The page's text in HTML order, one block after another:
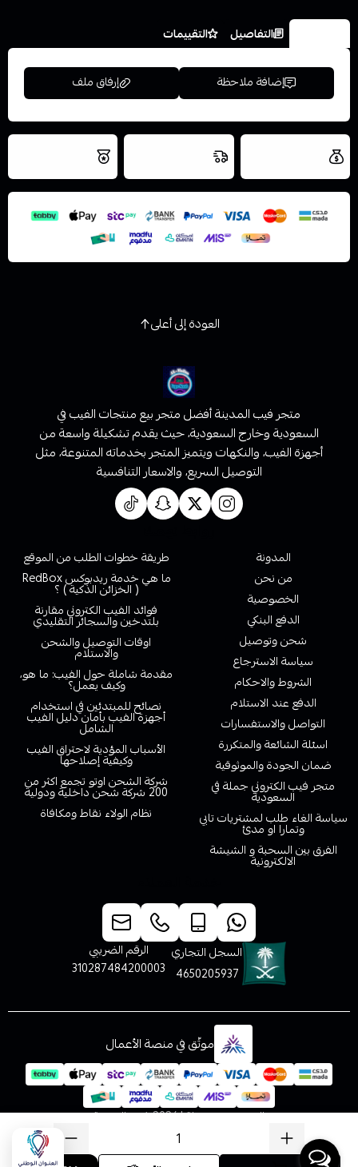
التفاصيل التقييمات
إضافة ملاحظة إرفاق ملف
اسحب و افلت الملف هنا
استعراض
نتميز بلجودة
العودة إلى أعلى
متجر فيب المدينة أفضل متجر بيع منتجات الفيب في
السعودية وخارج السعودية، حيث يقدم تشكيلة واسعة من
أجهزة الفيب، والنكهات ويتميز المتجر بخدماته المتنوعة، مثل
التوصيل السريع، والاسعار التنافسية
المدونة
من نحن
الخصوصية
الدفع البنكي
شحن وتوصيل
سياسة الاسترجاع
الشروط والاحكام
الدفع عند الاستلام
التواصل والاستفسارات
اسئلة الشائعة والمتكررة
ضمان الجودة والموثوقية
متجر فيب الكتروني جملة في
السعودية
سياسة الغاء طلب لمشتريات تابي
وتمارا او مدئ
الفرق بين السحبة و الشيشة
الالكترونية
طريقة خطوات الطلب من الموقع
ما هي خدمة ريدبوكس RedBox
( الخزائن الذكية ) ؟
فوائد الفيب الكتروني مقارنة
بلتدخين والسجائر التقليدي
اوقات التوصيل والشحن
والاستلام
مقدمة شاملة حول الفيب: ما هو،
وكيف يعمل؟
نصائح للمبتدئين في استخدام
أجهزة الفيب بأمان دليل الفيب
الشامل
الأسباب المؤدية لاحتراق الفيب
وكيفية إصلاحها
شركة الشحن اوتو تجمع اكثر من
200 شركة شحن داخلية ودولية
نظام الولاء نقاط ومكافاة
السجل التجاري
4650205937
الرقم الضريبي
310287484200003
موثّق في منصة الأعمال
الحقوق محفوظة | 2026 فيب المدينة